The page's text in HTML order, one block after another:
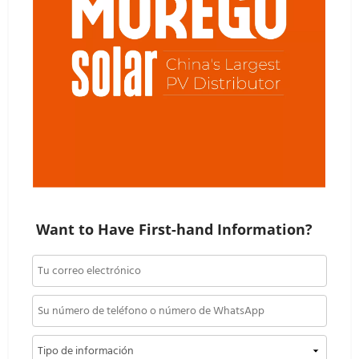
Want to Have First-hand Information?